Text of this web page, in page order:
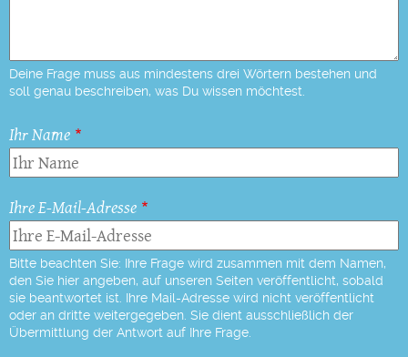
Deine Frage muss aus mindestens drei Wörtern bestehen und
soll genau beschreiben, was Du wissen möchtest.
Ihr Name
Ihre E-Mail-Adresse
Bitte beachten Sie: Ihre Frage wird zusammen mit dem Namen,
den Sie hier angeben, auf unseren Seiten veröffentlicht, sobald
sie beantwortet ist. Ihre Mail-Adresse wird nicht veröffentlicht
oder an dritte weitergegeben. Sie dient ausschließlich der
Übermittlung der Antwort auf Ihre Frage.